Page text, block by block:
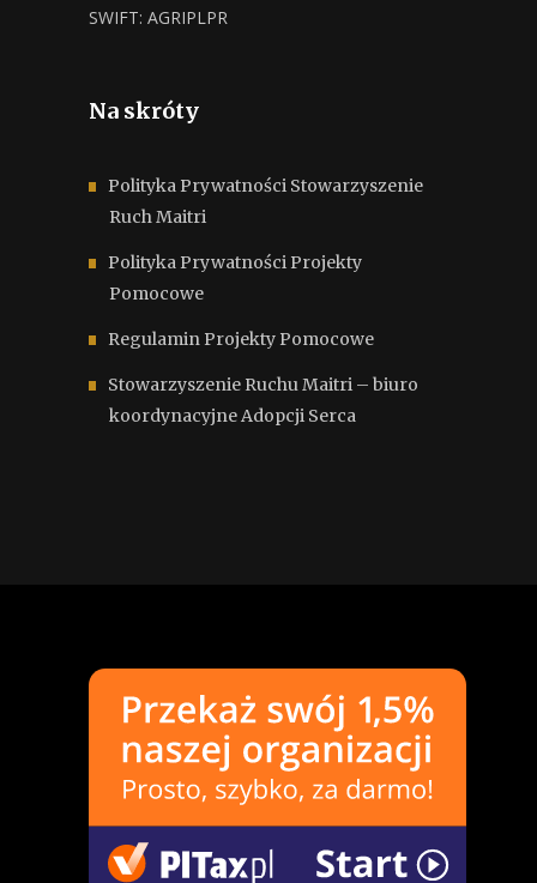
SWIFT: AGRIPLPR
Na skróty
Polityka Prywatności Stowarzyszenie
Ruch Maitri
Polityka Prywatności Projekty
Pomocowe
Regulamin Projekty Pomocowe
Stowarzyszenie Ruchu Maitri – biuro
koordynacyjne Adopcji Serca